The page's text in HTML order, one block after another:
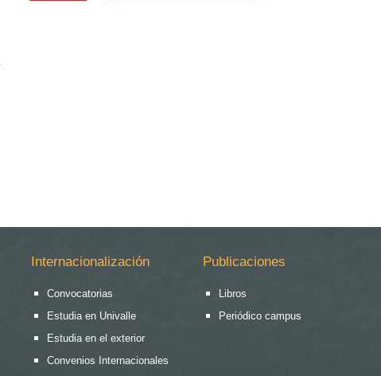
Internacionalización
Convocatorias
Estudia en Univalle
Estudia en el exterior
Convenios Internacionales
Publicaciones
Libros
Periódico campus